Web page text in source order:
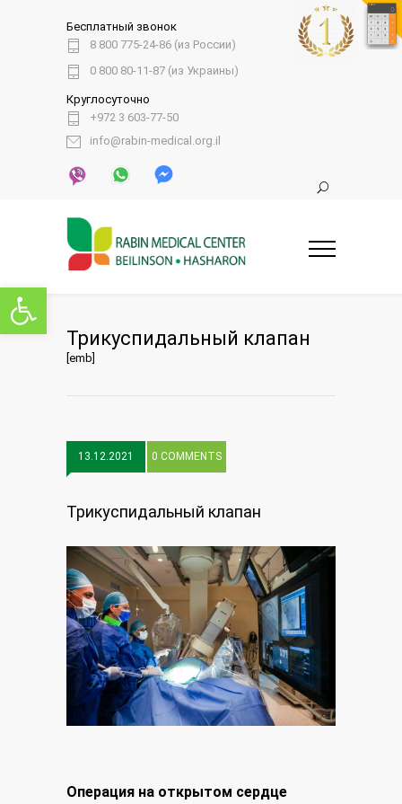
Открыть панель инструментов
Бесплатный звонок
8 800 775-24-86 (из России)
0 800 80-11-87 (из Украины)
Круглосуточно
+972 3 603-77-50
info@rabin-medical.org.il
Трикуспидальный клапан
[emb]
13.12.2021 0 COMMENTS
Трикуспидальный клапан
Операция на открытом сердце